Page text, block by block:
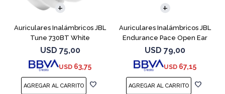
Auriculares Inalámbricos JBL
Tune 730BT White
USD 75,00
USD 63,75
Auriculares Inalámbricos JBL
Endurance Pace Open Ear
Negro
USD 79,00
USD 67,15